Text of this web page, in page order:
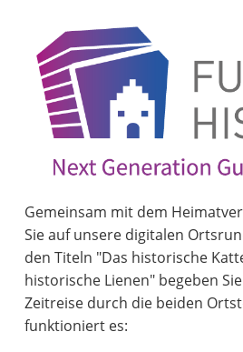
Gemeinsam mit dem
Sie auf unsere digitalen
den Titeln "Das historische
historische Lienen" begeben
Zeitreise durch die beiden
funktioniert es: